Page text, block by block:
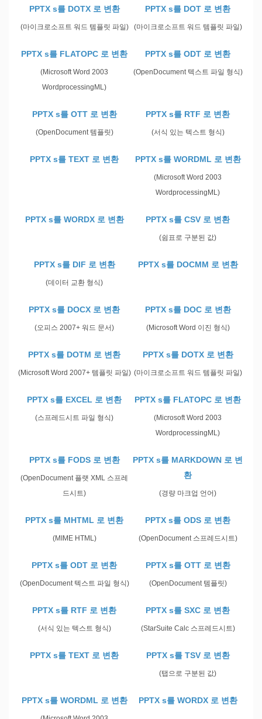
PPTX s를 DOTX 로 변환
(마이크로소프트 워드 템플릿 파일)
PPTX s를 DOT 로 변환
(마이크로소프트 워드 템플릿 파일)
PPTX s를 FLATOPC 로 변환
(Microsoft Word 2003
WordprocessingML)
PPTX s를 ODT 로 변환
(OpenDocument 텍스트 파일 형식)
PPTX s를 OTT 로 변환
(OpenDocument 템플릿)
PPTX s를 RTF 로 변환
(서식 있는 텍스트 형식)
PPTX s를 TEXT 로 변환 PPTX s를 WORDML 로 변환
(Microsoft Word 2003
WordprocessingML)
PPTX s를 WORDX 로 변환 PPTX s를 CSV 로 변환
(쉼표로 구분된 값)
PPTX s를 DIF 로 변환
(데이터 교환 형식)
PPTX s를 DOCMM 로 변환
PPTX s를 DOCX 로 변환
(오피스 2007+ 워드 문서)
PPTX s를 DOC 로 변환
(Microsoft Word 이진 형식)
PPTX s를 DOTM 로 변환
(Microsoft Word 2007+ 템플릿 파일)
PPTX s를 DOTX 로 변환
(마이크로소프트 워드 템플릿 파일)
PPTX s를 EXCEL 로 변환
(스프레드시트 파일 형식)
PPTX s를 FLATOPC 로 변환
(Microsoft Word 2003
WordprocessingML)
PPTX s를 FODS 로 변환
(OpenDocument 플랫 XML 스프레
드시트)
PPTX s를 MARKDOWN 로 변
환
(경량 마크업 언어)
PPTX s를 MHTML 로 변환
(MIME HTML)
PPTX s를 ODS 로 변환
(OpenDocument 스프레드시트)
PPTX s를 ODT 로 변환
(OpenDocument 텍스트 파일 형식)
PPTX s를 OTT 로 변환
(OpenDocument 템플릿)
PPTX s를 RTF 로 변환
(서식 있는 텍스트 형식)
PPTX s를 SXC 로 변환
(StarSuite Calc 스프레드시트)
PPTX s를 TEXT 로 변환 PPTX s를 TSV 로 변환
(탭으로 구분된 값)
PPTX s를 WORDML 로 변환 PPTX s를 WORDX 로 변환